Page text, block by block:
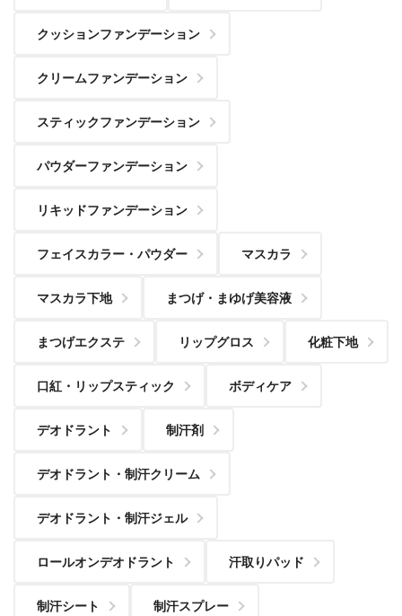
クッションファンデーション
クリームファンデーション
スティックファンデーション
パウダーファンデーション
リキッドファンデーション
フェイスカラー・パウダー マスカラ
マスカラ下地 まつげ・まゆげ美容液
まつげエクステ リップグロス 化粧下地
口紅・リップスティック ボディケア
デオドラント 制汗剤
デオドラント・制汗クリーム
デオドラント・制汗ジェル
ロールオンデオドラント 汗取りパッド
制汗シート 制汗スプレー